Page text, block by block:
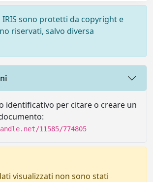
sono protetti da copyright e
riservati, salvo diversa
identificativo per citare o creare un
11585/774805
visualizzati non sono stati